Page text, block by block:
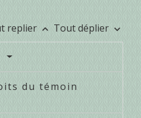
replier keyboard_arrow_up Tout déplier keyboard_arrow_down
du témoin